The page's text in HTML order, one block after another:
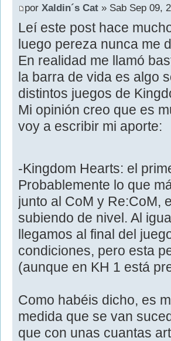
por Xaldin´s Cat » Sab Sep 09,
Leí este post hace
luego pereza nunca me
En realidad me llamó
la barra de vida es algo
distintos juegos de
Mi opinión creo que es
voy a escribir mi aporte:
-Kingdom Hearts: el
Probablemente lo que
junto al CoM y Re:CoM,
subiendo de nivel. Al
llegamos al final del
condiciones, pero esta
(aunque en KH 1 está
Como habéis dicho, es
medida que se van
que con unas cuantas